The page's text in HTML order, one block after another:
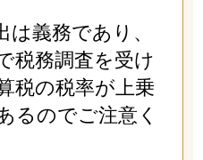
は義務であり、
税務調査を受け
税の税率が上乗
るのでご注意く